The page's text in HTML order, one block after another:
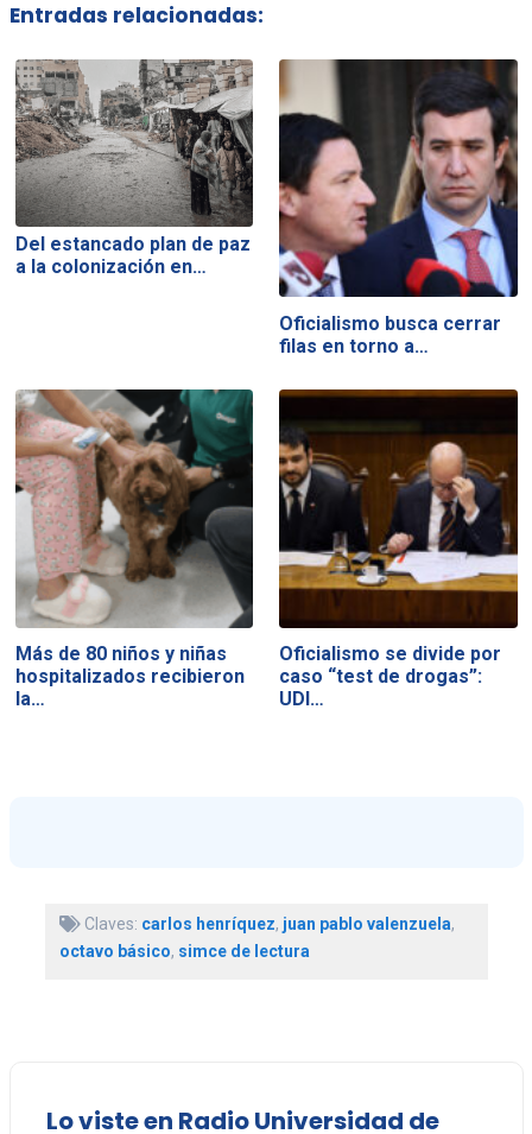
Entradas relacionadas:
Del estancado plan de paz
a la colonización en…
Oficialismo busca cerrar
filas en torno a…
Más de 80 niños y niñas
hospitalizados recibieron
la…
Oficialismo se divide por
caso “test de drogas”:
UDI…
Claves: carlos henríquez, juan pablo valenzuela,
octavo básico, simce de lectura
Lo viste en Radio Universidad de